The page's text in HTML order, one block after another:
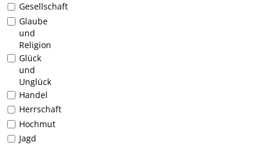
Gesellschaft
Glaube
und
Religion
Glück
und
Unglück
Handel
Herrschaft
Hochmut
Jagd